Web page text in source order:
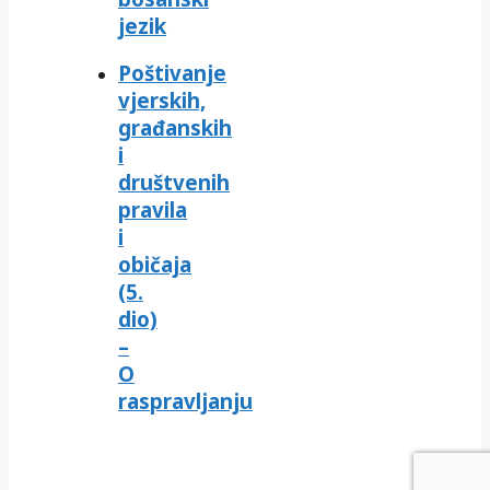
jezik
Poštivanje
vjerskih,
građanskih
i
društvenih
pravila
i
običaja
(5.
dio)
–
O
raspravljanju